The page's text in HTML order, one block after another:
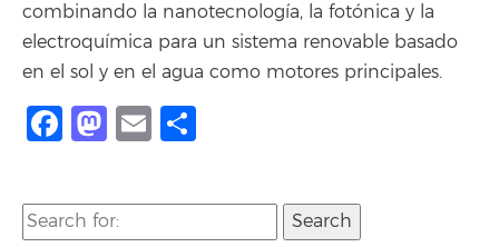
combinando la nanotecnología, la fotónica y la
electroquímica para un sistema renovable basado
en el sol y en el agua como motores principales.
Facebook
Mastodon
Email
Search